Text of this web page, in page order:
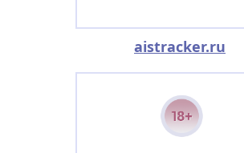
aistracker.ru